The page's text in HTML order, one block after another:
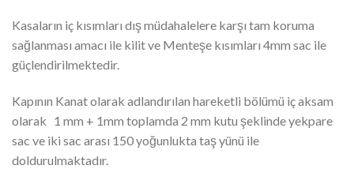
Kasaların iç kısımları dış müdahalelere karşı tam koruma
sağlanması amacı ile kilit ve Menteşe kısımları 4mm sac ile
güçlendirilmektedir.
Kapının Kanat olarak adlandırılan hareketli bölümü iç aksam
olarak 1 mm + 1mm toplamda 2 mm kutu şeklinde yekpare
sac ve iki sac arası 150 yoğunlukta taş yünü ile
doldurulmaktadır.